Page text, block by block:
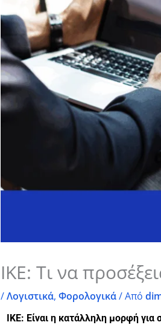
ΙΚΕ: Τι να
/Λογιστικά, Φορολογικά/ Από
ΙΚΕ: Είναι η κατάλληλη μορφή